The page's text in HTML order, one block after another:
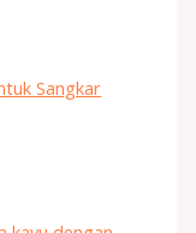
Sangkar